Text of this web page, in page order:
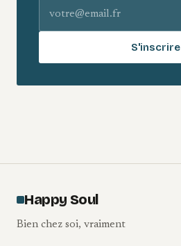
S'inscrire
Happy Soul
Bien chez soi, vraiment